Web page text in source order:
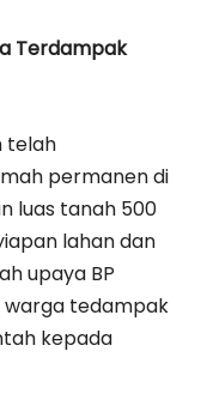
Terdampak
telah
permanen di
luas tanah 500
lahan dan
upaya BP
warga tedampak
kepada